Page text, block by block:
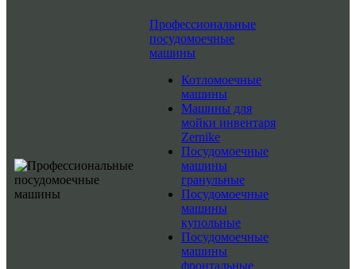
Профессиональные
посудомоечные
машины
Котломоечные
машины
Машины для
мойки инвентаря
Zernike
Посудомоечные
машины
гранульные
Посудомоечные
машины
купольные
Посудомоечные
машины
фронтальные